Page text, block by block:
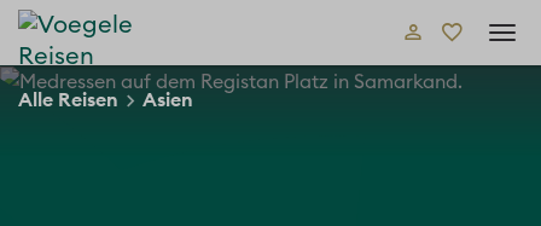
Alle Reisen Asien